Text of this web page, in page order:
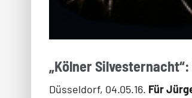
„Kölner
Düsseldorf, 04.05.16. Für